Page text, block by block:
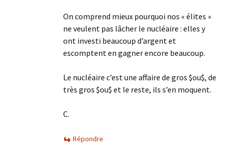
On comprend mieux pourquoi nos « élites »
ne veulent pas lâcher le nucléaire : elles y
ont investi beaucoup d’argent et
escomptent en gagner encore beaucoup.
Le nucléaire c’est une affaire de gros $ou$, de
très gros $ou$ et le reste, ils s’en moquent.
C.
Répondre